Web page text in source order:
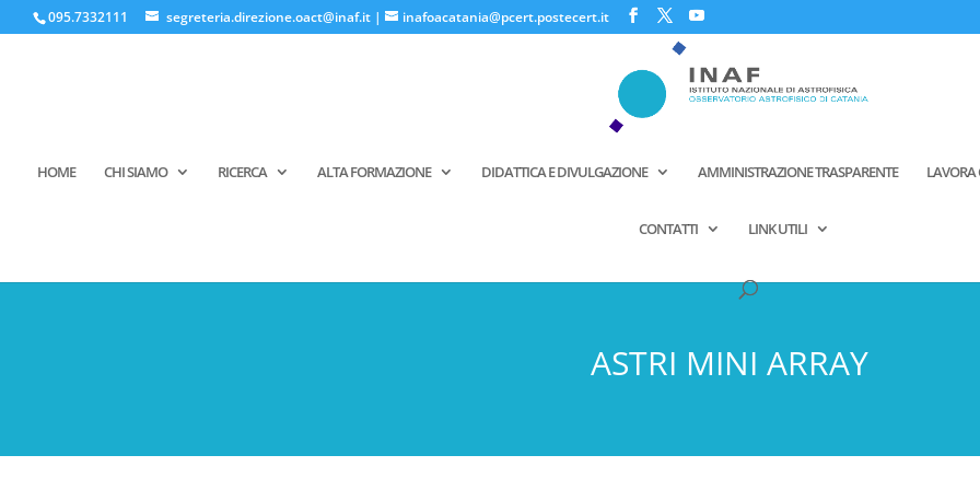
095.7332111 segreteria.direzione.oact@inaf.it | inafoacatania@pcert.postecert.it
HOME CHI SIAMO RICERCA ALTA FORMAZIONE DIDATTICA E DIVULGAZIONE AMMINISTRAZIONE TRASPARENTE LAVORA
CONTATTI LINK UTILI
ASTRI MINI ARRAY